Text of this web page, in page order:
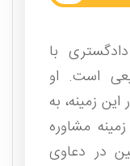
با
است. او
زمینه، به
مشاوره
در دعاوی